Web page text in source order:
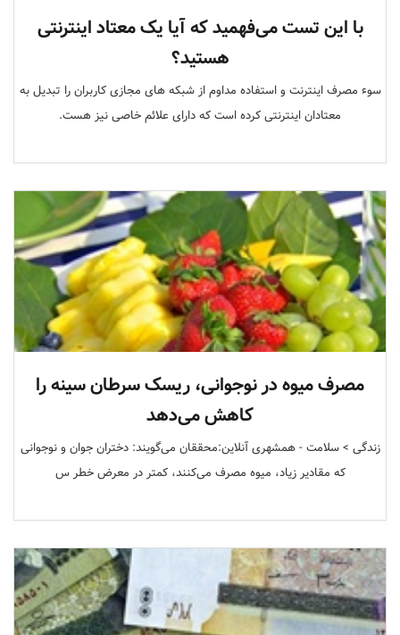
با این تست می‌فهمید که آیا یک معتاد اینترنتی
هستید؟
سوء مصرف اینترنت و استفاده مداوم از شبکه های مجازی کاربران را تبدیل به
معتادان اینترنتی کرده است که دارای علائم خاصی نیز هست.
مصرف میوه در نوجوانی، ریسک سرطان سینه را
کاهش می‌دهد
زندگی > سلامت - همشهری آنلاین:محققان می‌گویند: دختران جوان و نوجوانی
که مقادیر زیاد، میوه مصرف می‌کنند، کمتر در معرض خطر س